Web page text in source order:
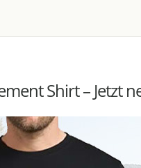
Shirt – Jetzt